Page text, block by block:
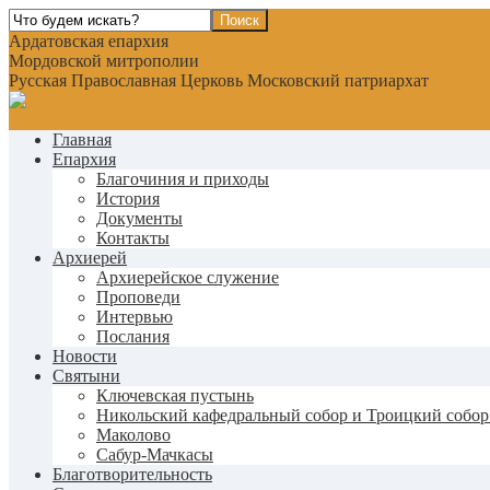
Ардатовская епархия
Мордовской митрополии
Русская Православная Церковь Московский патриархат
Главная
Епархия
Благочиния и приходы
История
Документы
Контакты
Архиерей
Архиерейское служение
Проповеди
Интервью
Послания
Новости
Святыни
Ключевская пустынь
Никольский кафедральный собор и Троицкий собор
Маколово
Сабур-Мачкасы
Благотворительность